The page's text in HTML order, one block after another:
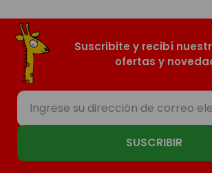
Suscribite y recibí
ofertas y
SUSCRIBIR